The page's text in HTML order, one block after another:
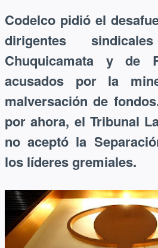
Codelco pidió el
dirigentes
Chuquicamata y de
acusados por la
malversación de
por ahora, el Tribunal
no aceptó la
los líderes gremiales.